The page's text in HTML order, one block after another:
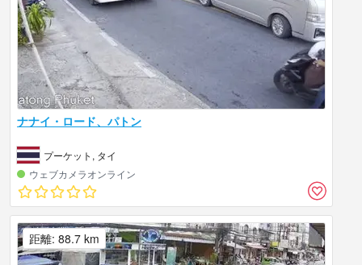
ナナイ・ロード、パトン
プーケット, タイ
ウェブカメラオンライン
距離: 88.7 km